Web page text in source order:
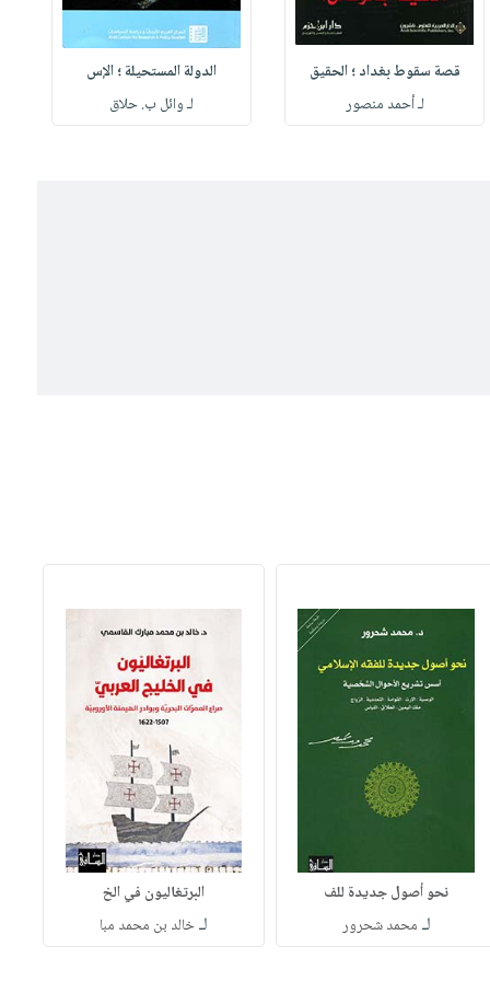
قصة سقوط بغداد ؛ الحقيق
لـ أحمد منصور
الدولة المستحيلة ؛ الإس
لـ وائل ب. حلاق
نحو أصول جديدة للف
لـ محمد شحرور
البرتغاليون في الخ
لـخالد بن محمد مبا